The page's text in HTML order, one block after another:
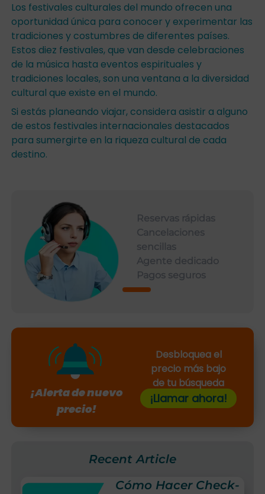
Los festivales culturales del mundo ofrecen una
oportunidad única para conocer y experimentar las
tradiciones y costumbres de diferentes países.
Estos diez festivales, que van desde celebraciones
de la música hasta eventos espirituales y
tradiciones locales, son una ventana a la diversidad
cultural que existe en el mundo.
Si estás planeando viajar, considera asistir a alguno
de estos festivales internacionales destacados
para sumergirte en la riqueza cultural de cada
destino.
Reservas rápidas
Cancelaciones
sencillas
Agente dedicado
Pagos seguros
¡Alerta de nuevo
precio!
Desbloquea el
precio más bajo
de tu búsqueda
¡Llamar ahora!
Recent Article
Cómo Hacer Check-